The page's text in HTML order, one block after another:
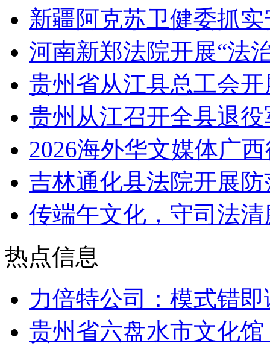
新疆阿克苏卫健委抓
河南新郑法院开展“法
贵州省从江县总工会
贵州从江召开全县退
2026海外华文媒体广
吉林通化县法院开展
传端午文化，守司法
热点信息
力倍特公司：模式错
贵州省六盘水市文化